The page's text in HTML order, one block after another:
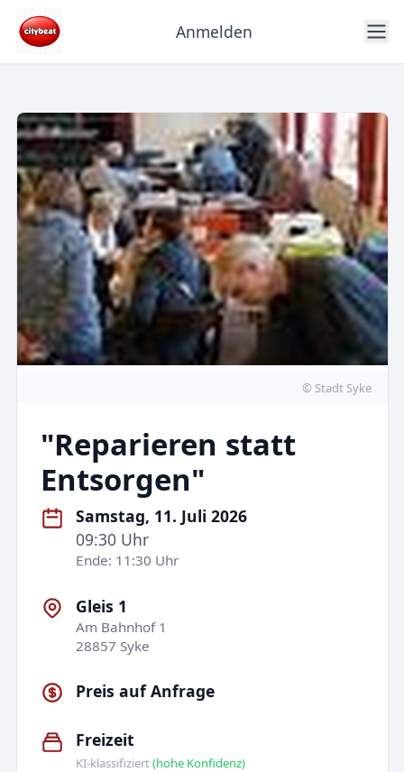
Anmelden
© Stadt Syke
"Reparieren statt
Entsorgen"
Samstag, 11. Juli 2026
09:30 Uhr
Ende: 11:30 Uhr
Gleis 1
Am Bahnhof 1
28857 Syke
Preis auf Anfrage
Freizeit
KI-klassifiziert(hohe Konfidenz)